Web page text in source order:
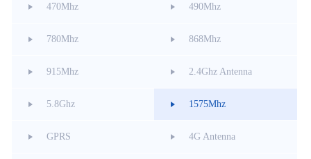
470Mhz 490Mhz
780Mhz 868Mhz
915Mhz 2.4Ghz Antenna
5.8Ghz 1575Mhz
GPRS 4G Antenna